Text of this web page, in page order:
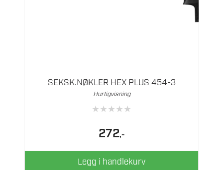
SEKSK.NØKLER HEX PLUS 454-3
Hurtigvisning
★★★★★
272,-
Legg i handlekurv